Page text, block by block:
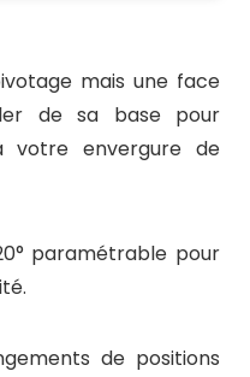
mais une face
de sa base pour
votre envergure de
paramétrable pour
de positions